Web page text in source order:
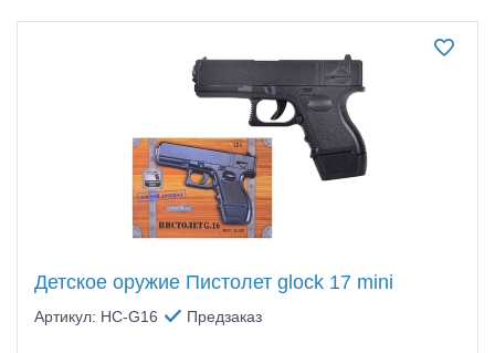
Детское оружие Пистолет glock 17 mini
Артикул: HC-G16 Предзаказ